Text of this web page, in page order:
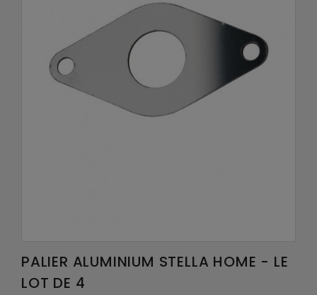
PALIER ALUMINIUM STELLA HOME - LE
LOT DE 4